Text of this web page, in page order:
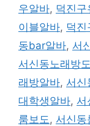
우알바, 덕진구
이블알바, 덕진
동bar알바, 서
서신동노래방
래방알바, 서신
대학생알바, 서
룸보도 , 서신동